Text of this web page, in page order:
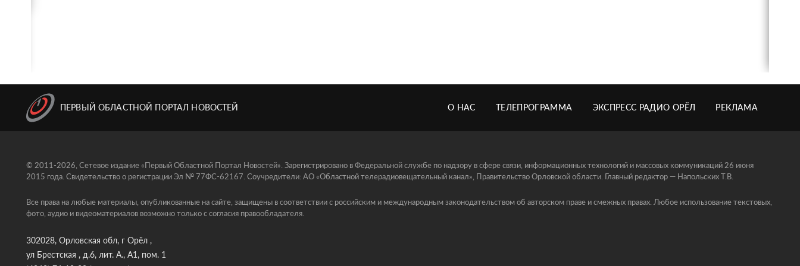
ПЕРВЫЙ ОБЛАСТНОЙ ПОРТАЛ НОВОСТЕЙ О НАС ТЕЛЕПРОГРАММА ЭКСПРЕСС РАДИО ОРЁЛ РЕКЛАМА
© 2011-2026, Сетевое издание «Первый Областной Портал Новостей». Зарегистрировано в Федеральной службе по надзору в сфере связи, информационных технологий и массовых коммуникаций 26 июня
2015 года. Свидетельство о регистрации Эл № 77ФС-62167. Соучредители: АО «Областной телерадиовещательный канал», Правительство Орловской области. Главный редактор — Напольских Т.В.
Все права на любые материалы, опубликованные на сайте, защищены в соответствии с российским и международным законодательством об авторском праве и смежных правах. Любое использование текстовых,
фото, аудио и видеоматериалов возможно только с согласия правообладателя.
302028, Орловская обл, г Орёл ,
ул Брестская , д.6, лит. А., А1, пом. 1